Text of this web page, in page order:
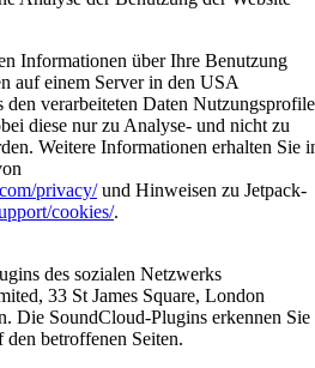
Informationen über Ihre Benutzung
auf einem Server in den USA
den verarbeiteten Daten Nutzungsprofile
diese nur zu Analyse- und nicht zu
Weitere Informationen erhalten Sie
privacy/und Hinweisen zu Jetpack-
cookies/.
des sozialen Netzwerks
33 St James Square, London
Die SoundCloud-Plugins erkennen Sie
betroffenen Seiten.